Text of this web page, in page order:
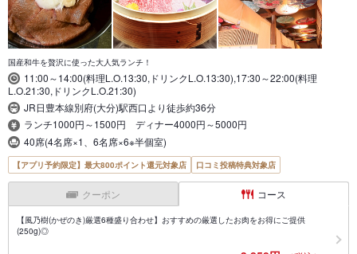
国産和牛を贅沢に使った大人気ランチ！
11:00～14:00(料理L.O.13:30,ドリンクL.O.13:30),17:30～22:00(料理
L.O.21:30,ドリンクL.O.21:30)
JR日豊本線別府(大分)駅西口より徒歩約36分
ランチ1000円～1500円 ディナー4000円～5000円
40席(4名席×1、6名席×6※半個室)
【アプリ予約限定】最大800ポイント還元対象店 口コミ投稿特典対象店
クーポン コース
【風乃樹(かぜのき)厳選6種盛り合わせ】おすすめの厳選したお肉をお得にご提供
(250g)◎